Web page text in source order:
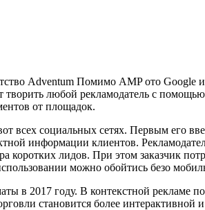
Adventum Помимо AMP ото Google
любой рекламодатель с
от площадок.
всех социальных сетях. Первым его
информации клиентов.
коротких лидов. При этом заказчик
можно обойтись безо
в 2017 году. В контекстной
становится более